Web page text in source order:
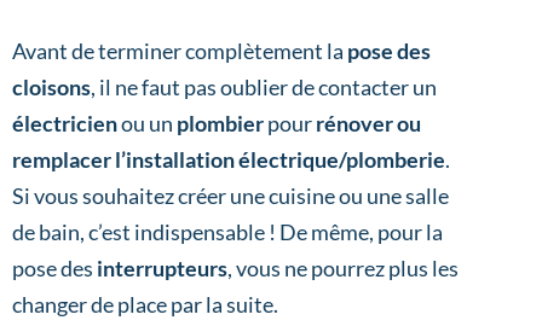
Avant de terminer complètement la pose des
cloisons, il ne faut pas oublier de contacter un
électricienou un plombierpourrénover ou
remplacer l’installation électrique/plomberie.
Si vous souhaitez créer une cuisine ou une salle
de bain, c’est indispensable ! De même, pour la
pose des interrupteurs, vous ne pourrez plus les
changer de place par la suite.